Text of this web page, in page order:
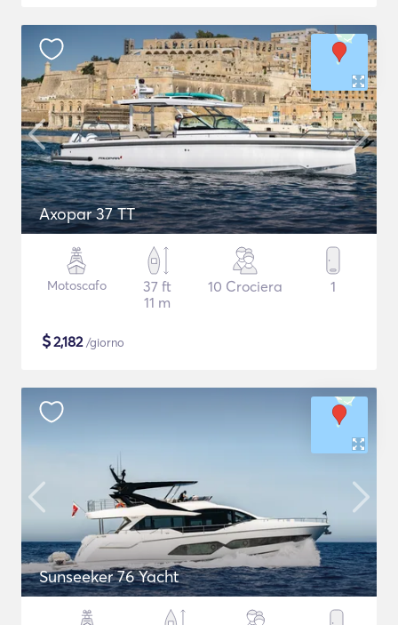
Axopar 37 TT
Motoscafo
37 ft
11 m
10 Crociera 1
$2,182/giorno
Sunseeker 76 Yacht